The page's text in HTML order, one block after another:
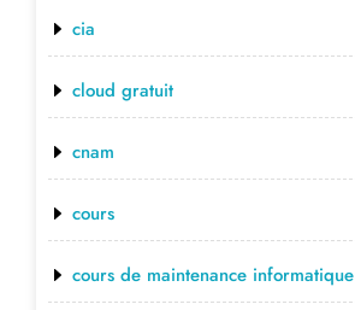
cia
cloud gratuit
cnam
cours
cours de maintenance informatique